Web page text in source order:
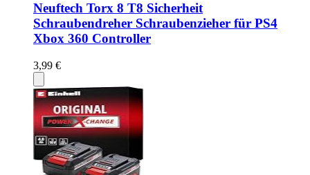
Neuftech Torx 8 T8 Sicherheit
Schraubendreher Schraubenzieher für PS4
Xbox 360 Controller
3,99 €